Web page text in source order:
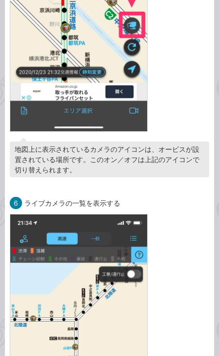
地図上に表示されているカメラのアイコンは、オービスが設
置されている場所です。このオン／オフは上記のアイコンで
切り替えられます。
6 ライブカメラの一覧を表示する